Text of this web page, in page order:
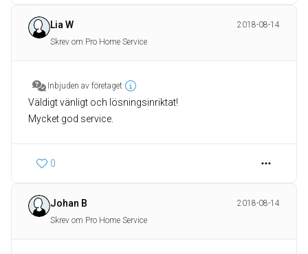
Lia W
2018-08-14
Skrev om Pro Home Service
Inbjuden av företaget
Väldigt vänligt och lösningsinriktat!
0
Johan B
2018-08-14
Skrev om Pro Home Service